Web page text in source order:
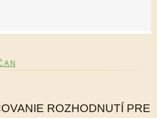
A N
ROZHODNUTÍ PRE